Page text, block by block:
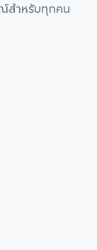
สำหรับทุกคน